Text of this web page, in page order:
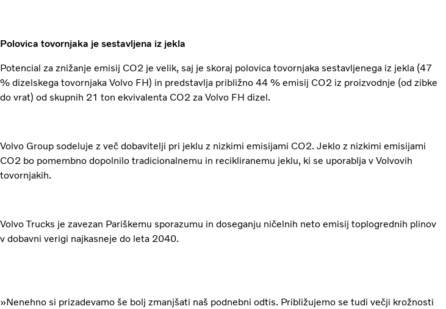
Polovica tovornjaka je sestavljena iz jekla
Potencial za znižanje emisij CO2 je velik, saj je skoraj polovica tovornjaka sestavljenega iz jekla (47
% dizelskega tovornjaka Volvo FH) in predstavlja približno 44 % emisij CO2 iz proizvodnje (od zibke
do vrat) od skupnih 21 ton ekvivalenta CO2 za Volvo FH dizel.
Volvo Group sodeluje z več dobavitelji pri jeklu z nizkimi emisijami CO2. Jeklo z nizkimi emisijami
CO2 bo pomembno dopolnilo tradicionalnemu in recikliranemu jeklu, ki se uporablja v Volvovih
tovornjakih.
Volvo Trucks je zavezan Pariškemu sporazumu in doseganju ničelnih neto emisij toplogrednih plinov
v dobavni verigi najkasneje do leta 2040.
»Nenehno si prizadevamo še bolj zmanjšati naš podnebni odtis. Približujemo se tudi večji krožnosti